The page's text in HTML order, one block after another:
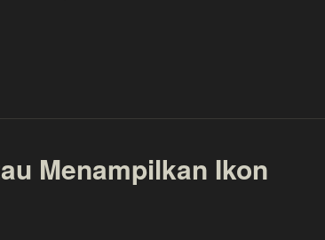
Menampilkan Ikon